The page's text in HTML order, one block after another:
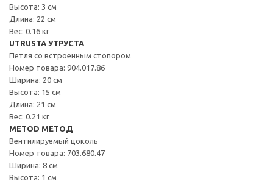
Высота: 3 см
Длина: 22 см
Вес: 0.16 кг
UTRUSTA УТРУСТА
Петля со встроенным стопором
Номер товара: 904.017.86
Ширина: 20 см
Высота: 15 см
Длина: 21 см
Вес: 0.21 кг
METOD МЕТОД
Вентилируемый цоколь
Номер товара: 703.680.47
Ширина: 8 см
Высота: 1 см